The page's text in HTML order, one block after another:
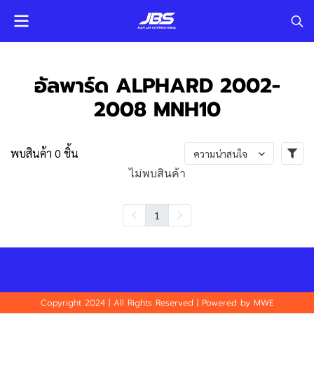
อัลพาร์ด ALPHARD 2002-
2008 MNH10
พบสินค้า 0 ชิ้น ความน่าสนใจ
ไม่พบสินค้า
1
Copyright 2024 | All Rights Reserved | Powered by MWE